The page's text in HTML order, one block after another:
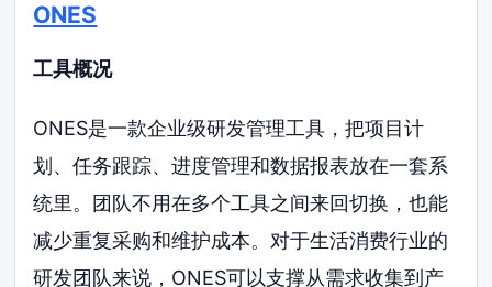
ONES
工具概况
ONES是一款企业级研发管理工具，把项目计
划、任务跟踪、进度管理和数据报表放在一套系
统里。团队不用在多个工具之间来回切换，也能
减少重复采购和维护成本。对于生活消费行业的
研发团队来说，ONES可以支撑从需求收集到产